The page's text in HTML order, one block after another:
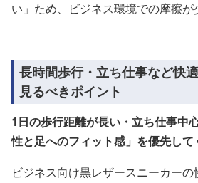
い」ため、ビジネス環境での摩擦が
長時間歩行・立ち仕事など快
見るべきポイント
1日の歩行距離が長い・立ち仕事中
性と足へのフィット感」を優先して
ビジネス向け黒レザースニーカー